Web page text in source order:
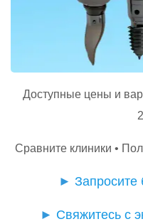
Доступные цены и
Сравните клиники •
► Запросите
► Свяжитесь с